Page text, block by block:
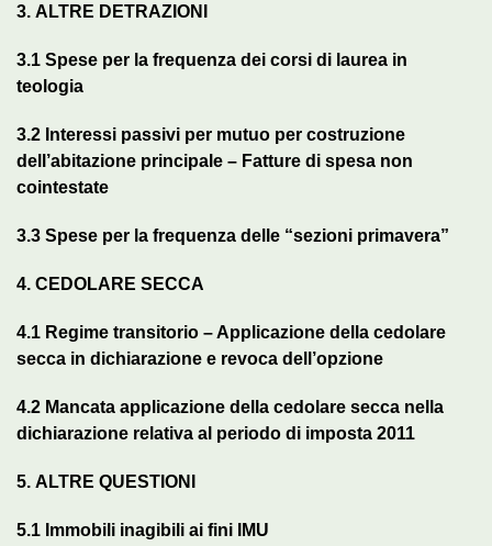
3. ALTRE DETRAZIONI
3.1 Spese per la frequenza dei corsi di laurea in
teologia
3.2 Interessi passivi per mutuo per costruzione
dell’abitazione principale – Fatture di spesa non
cointestate
3.3 Spese per la frequenza delle “sezioni primavera”
4. CEDOLARE SECCA
4.1 Regime transitorio – Applicazione della cedolare
secca in dichiarazione e revoca dell’opzione
4.2 Mancata applicazione della cedolare secca nella
dichiarazione relativa al periodo di imposta 2011
5. ALTRE QUESTIONI
5.1 Immobili inagibili ai fini IMU